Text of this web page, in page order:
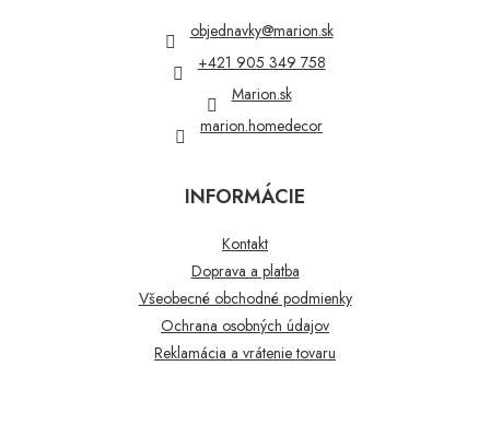
objednavky@marion.sk
+421 905 349 758
Marion.sk
marion.homedecor
INFORMÁCIE
Kontakt
Doprava a platba
Všeobecné obchodné podmienky
Ochrana osobných údajov
Reklamácia a vrátenie tovaru